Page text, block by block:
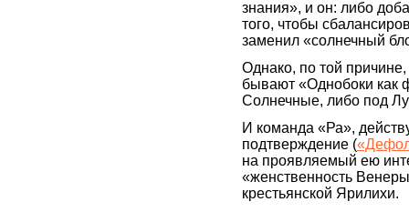
знания», и он: либо
того, чтобы
заменил «солнечный
Однако, по той
бывают «Однобоки как
Солнечные, либо под
И команда «Ра»,
подтверждение (
на проявляемый ею
«женственность
крестьянской Ярилихи.